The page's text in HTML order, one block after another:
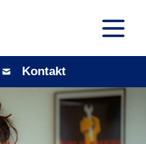
Kontakt